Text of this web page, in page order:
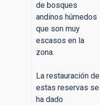
de bosques
andinos húmedos
que son muy
escasos en la
zona.
La restauración de
estas reservas se
ha dado